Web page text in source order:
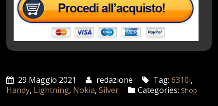
29 Maggio 2021 redazione Tag:6310i,
Handy, Lightning, Nokia,Silver Categories: Shop